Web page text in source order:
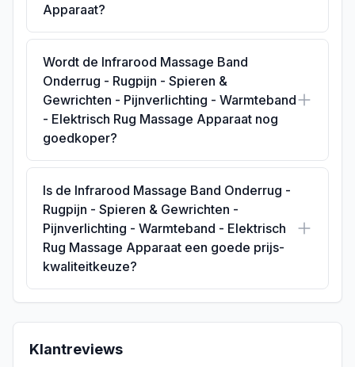
Apparaat?
Wordt de Infrarood Massage Band
Onderrug - Rugpijn - Spieren &
Gewrichten - Pijnverlichting - Warmteband
- Elektrisch Rug Massage Apparaat nog
goedkoper?
Is de Infrarood Massage Band Onderrug -
Rugpijn - Spieren & Gewrichten -
Pijnverlichting - Warmteband - Elektrisch
Rug Massage Apparaat een goede prijs-
kwaliteitkeuze?
Klantreviews